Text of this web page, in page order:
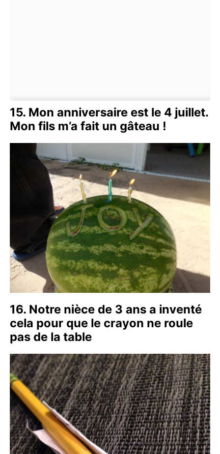
15. Mon anniversaire est le 4 juillet.
Mon fils m’a fait un gâteau !
16. Notre nièce de 3 ans a inventé
cela pour que le crayon ne roule
pas de la table